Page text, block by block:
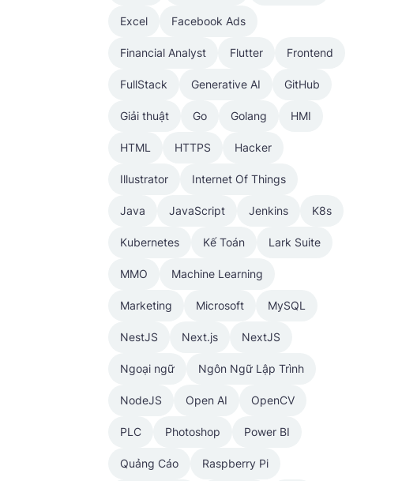
Excel Facebook Ads
Financial Analyst Flutter Frontend
FullStack Generative AI GitHub
Giải thuật Go Golang HMI
HTML HTTPS Hacker
Illustrator Internet Of Things
Java JavaScript Jenkins K8s
Kubernetes Kế Toán Lark Suite
MMO Machine Learning
Marketing Microsoft MySQL
NestJS Next.js NextJS
Ngoại ngữ Ngôn Ngữ Lập Trình
NodeJS Open AI OpenCV
PLC Photoshop Power BI
Quảng Cáo Raspberry Pi